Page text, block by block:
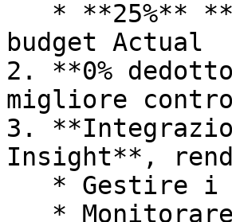
budget Actual
2. **0%
migliore
3.
Insight**,